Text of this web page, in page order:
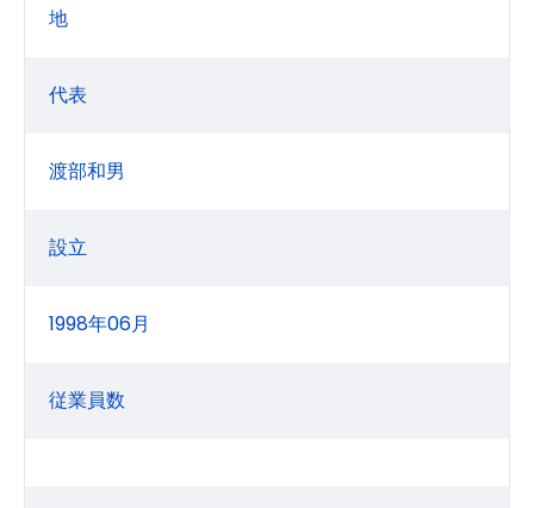
地
代表
渡部和男
設立
1998年06月
従業員数